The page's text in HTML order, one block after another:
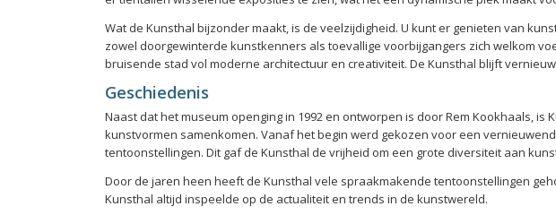
Wat de Kunsthal bijzonder maakt, is de veelzijdigheid. U kunt er genieten van
zowel doorgewinterde kunstkenners als toevallige voorbijgangers zich welkom
bruisende stad vol moderne architectuur en creativiteit. De Kunsthal blijft
Geschiedenis
Naast dat het museum openging in 1992 en ontworpen is door Rem Kookhaals,
kunstvormen samenkomen. Vanaf het begin werd gekozen voor een
tentoonstellingen. Dit gaf de Kunsthal de vrijheid om een grote diversiteit aan
Door de jaren heen heeft de Kunsthal vele spraakmakende tentoonstellingen
Kunsthal altijd inspeelde op de actualiteit en trends in de kunstwereld.